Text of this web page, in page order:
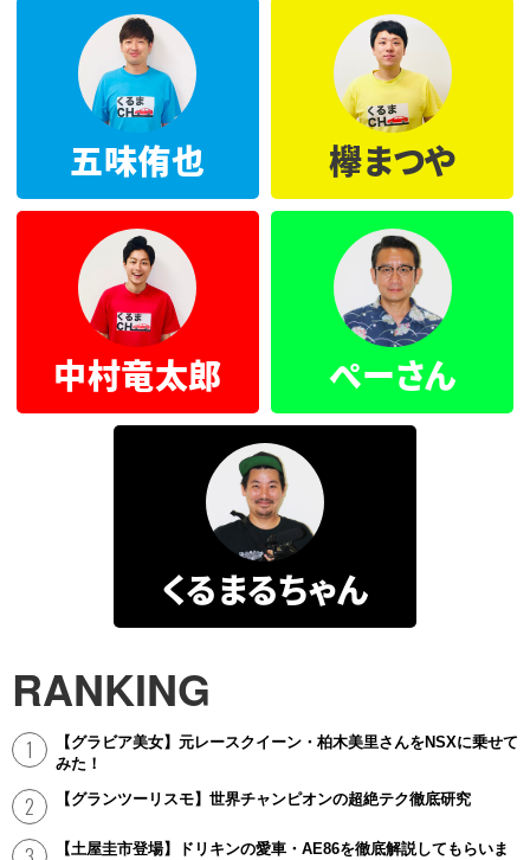
五味侑也 欅まつや
中村竜太郎 ぺーさん
くるまるちゃん
RANKING
【グラビア美女】元レースクイーン・柏木美里さんをNSXに乗せて
みた！
【グランツーリスモ】世界チャンピオンの超絶テク徹底研究
【土屋圭市登場】ドリキンの愛車・AE86を徹底解説してもらいま